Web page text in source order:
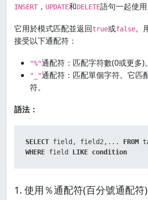
INSERT ， UPDATE和DELETE語句一起使用
它用於模式匹配並返回true或false。
接受以下通配符：
"%"通配符：匹配字符數(0或更多)。
"_"通配符：匹配單個字符。它匹
符。
語法：
SELECT field, field2,... FROM
WHERE field LIKE condition
1. 使用％通配符(百分號通配符)